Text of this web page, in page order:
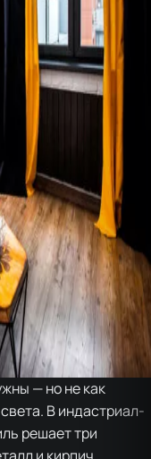
— но не как
В индастриал-
решает три
и кирпич,